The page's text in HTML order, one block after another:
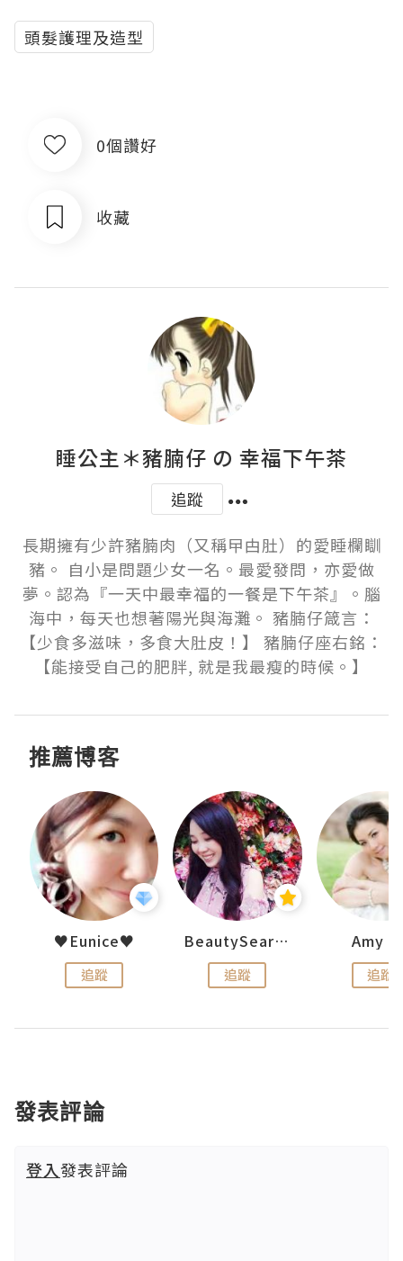
頭髮護理及造型
0個讚好
收藏
睡公主＊豬腩仔 の 幸福下午茶
追蹤
長期擁有少許豬腩肉（又稱曱甴肚）的愛睡欄瞓
豬。 自小是問題少女一名。最愛發問，亦愛做
夢。認為『一天中最幸福的一餐是下午茶』。腦
海中，每天也想著陽光與海灘。 豬腩仔箴言：
【少食多滋味，多食大肚皮！】 豬腩仔座右銘：
【能接受自己的肥胖, 就是我最瘦的時候。】
推薦博客
♥Eunice♥
追蹤
BeautySearch
追蹤
Amy
追蹤
發表評論
登入發表評論